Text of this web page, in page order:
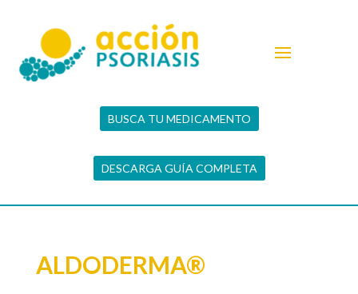
BUSCA TU MEDICAMENTO
DESCARGA GUÍA COMPLETA
ALDODERMA®